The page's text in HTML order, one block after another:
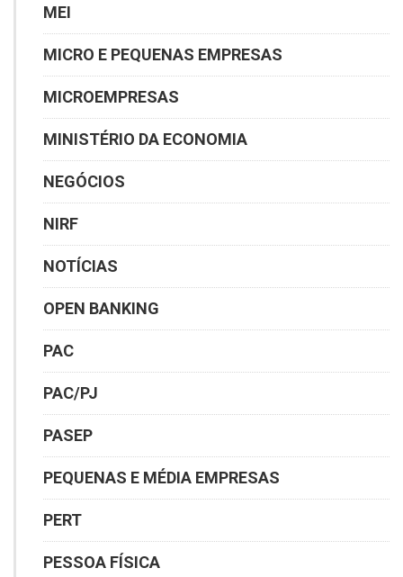
MEI
MICRO E PEQUENAS EMPRESAS
MICROEMPRESAS
MINISTÉRIO DA ECONOMIA
NEGÓCIOS
NIRF
NOTÍCIAS
OPEN BANKING
PAC
PAC/PJ
PASEP
PEQUENAS E MÉDIA EMPRESAS
PERT
PESSOA FÍSICA